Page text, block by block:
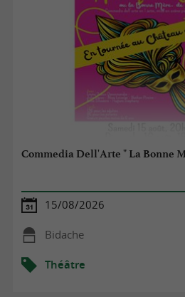
Commedia Dell'Arte " La Bonne
15/08/2026
Bidache
Théâtre